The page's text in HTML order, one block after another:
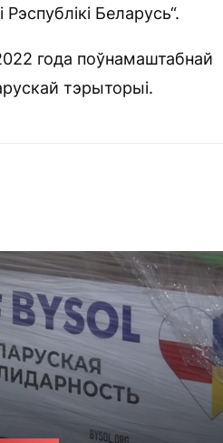
Беларусь“.
года поўнамаштабнай
тэрыторыі.